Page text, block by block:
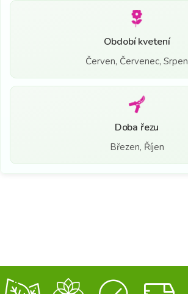
Období kvetení
Červen, Červenec, Srpen
Doba řezu
Březen, Říjen